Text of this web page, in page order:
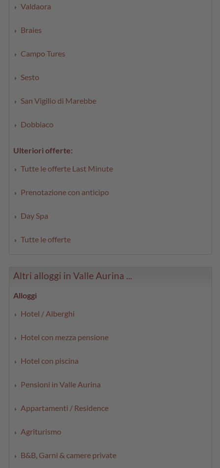
Valdaora
Braies
Campo Tures
Sesto
San Vigilio di Marebbe
Dobbiaco
Ulteriori offerte:
Tutte le offerte Last Minute
Prenotazione con anticipo
Day Spa
Tutte le offerte
Altri alloggi in Valle Aurina ...
Alloggi
Hotel / Alberghi
Hotel con mezza pensione
Hotel con piscina
Pensioni in Valle Aurina
Appartamenti / Residence
Agriturismo
B&B, Garni & camere private